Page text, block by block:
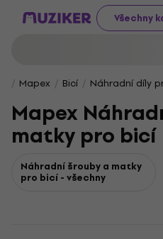
Všechny
Mapex Bicí Náhradní díly
Mapex
matky pro bicí
Náhradní šrouby a matky
pro bicí - všechny